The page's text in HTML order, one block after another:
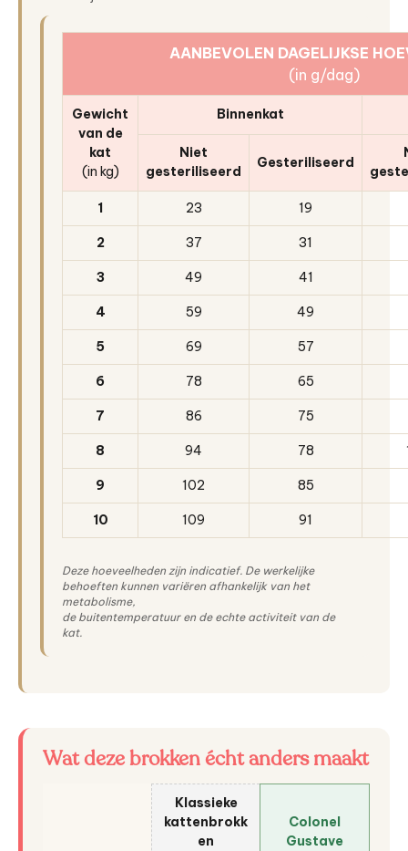
AANBEVOLEN DAGELIJKSE
(in g/dag)
Gewicht
van de
kat
(in kg)
Binnenkat
Niet
gesteriliseerd
Gesteriliseerd
1 23 19
2 37 31
3 49 41
4 59 49
5 69 57
6 78 65
7 86 75
8 94 78
9 102 85
10 109 91
Deze hoeveelheden zijn indicatief. De werkelijke
behoeften kunnen variëren afhankelijk van het
metabolisme,
de buitentemperatuur en de echte activiteit van de
kat.
Wat deze brokken écht anders maakt
Klassieke
kattenbrokk
en
Colonel
Gustave